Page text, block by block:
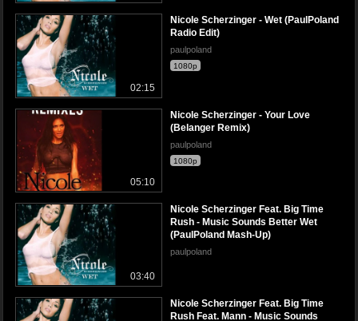
02:15
Nicole Scherzinger - Wet (PaulPoland
Radio Edit)
paulpoland
1080p
05:10
Nicole Scherzinger - Your Love
(Belanger Remix)
paulpoland
1080p
03:40
Nicole Scherzinger Feat. Big Time
Rush - Music Sounds Better Wet
(PaulPoland Mash-Up)
paulpoland
Nicole Scherzinger Feat. Big Time
Rush Feat. Mann - Music Sounds